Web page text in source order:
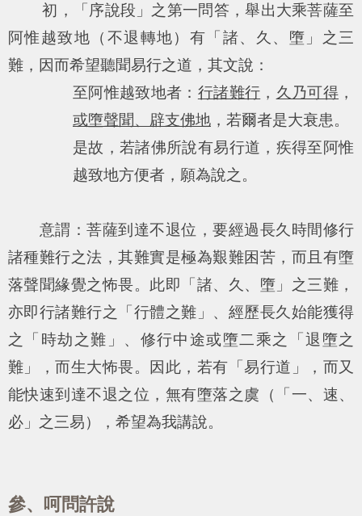
初，「序說段」之第一問答，舉出大乘菩薩至
阿惟越致地（不退轉地）有「諸、久、墮」之三
難，因而希望聽聞易行之道，其文說：
至阿惟越致地者： 行諸難行 ， 久乃可得 ，
或墮聲聞、辟支佛地 ，若爾者是大衰患。
是故，若諸佛所說有易行道，疾得至阿惟
越致地方便者，願為說之。
意謂：菩薩到達不退位，要經過長久時間修行
諸種難行之法，其難實是極為艱難困苦，而且有墮
落聲聞緣覺之怖畏。此即「諸、久、墮」之三難，
亦即行諸難行之「行體之難」、經歷長久始能獲得
之「時劫之難」、修行中途或墮二乘之「退墮之
難」，而生大怖畏。因此，若有「易行道」，而又
能快速到達不退之位，無有墮落之虞（「一、速、
必」之三易），希望為我講說。
參、呵問許說